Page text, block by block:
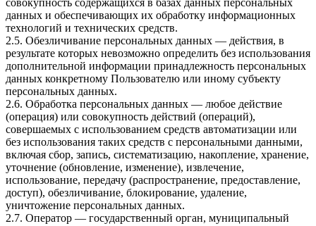
данных и обеспечивающих их обработку информационных
технологий и технических средств.
2.5. Обезличивание персональных данных — действия, в
результате которых невозможно определить без использования
дополнительной информации принадлежность персональных
данных конкретному Пользователю или иному субъекту
персональных данных.
2.6. Обработка персональных данных — любое действие
(операция) или совокупность действий (операций),
совершаемых с использованием средств автоматизации или
без использования таких средств с персональными данными,
включая сбор, запись, систематизацию, накопление, хранение,
уточнение (обновление, изменение), извлечение,
использование, передачу (распространение, предоставление,
доступ), обезличивание, блокирование, удаление,
уничтожение персональных данных.
2.7. Оператор — государственный орган, муниципальный